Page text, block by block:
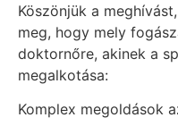
Köszönjük a
meg, hogy mely
doktornőre, akinek a
megalkotása:
Komplex megoldások